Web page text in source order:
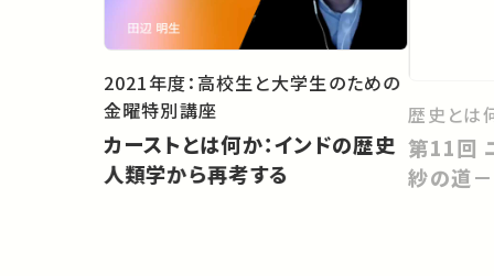
2021年度：高校生と大学生のための
金曜特別講座
カーストとは何か：インドの歴史
人類学から再考する
歴史とは
第11回 ユーラシア東西交易と更
紗の道